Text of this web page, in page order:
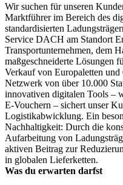
Wir suchen für unseren
Marktführer im Bereich des
standardisierten
Service DACH am Standort
Transportunternehmen, dem
maßgeschneiderte Lösungen
Verkauf von Europaletten
Netzwerk von über 10.000
innovativen digitalen Tools –
E-Vouchern – sichert unser
Logistikabwicklung. Ein
Nachhaltigkeit: Durch die
Aufarbeitung von
aktiven Beitrag zur
in globalen Lieferketten.
Was du erwarten darfst